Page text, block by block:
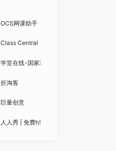
OCS网课助手
Class Central：在线教育领域的课程导航者
学堂在线-国家精品在线课程学习平台
折淘客
巨量创意
人人秀 | 免费h5页面制作工具